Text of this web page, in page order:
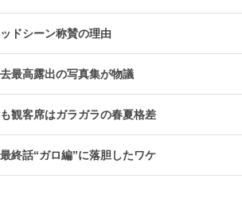
ドシーン称賛の理由
最高露出の写真集が物議
観客席はガラガラの春夏格差
最終話“ガロ編”に落胆したワケ